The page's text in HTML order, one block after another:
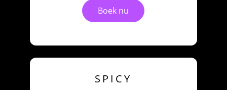
Boek nu
SPICY